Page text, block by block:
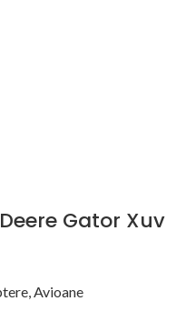
Gator Xuv
Avioane